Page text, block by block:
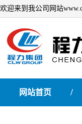
欢迎来到我公司网站
网站首页 /